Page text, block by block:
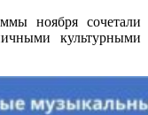
ноября сочетали
культурными